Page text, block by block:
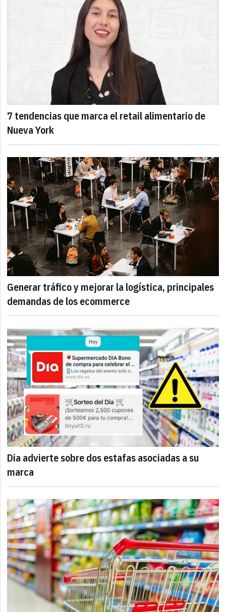
7 tendencias que marca el retail alimentario de
Nueva York
Generar tráfico y mejorar la logística, principales
demandas de los ecommerce
Dia advierte sobre dos estafas asociadas a su
marca